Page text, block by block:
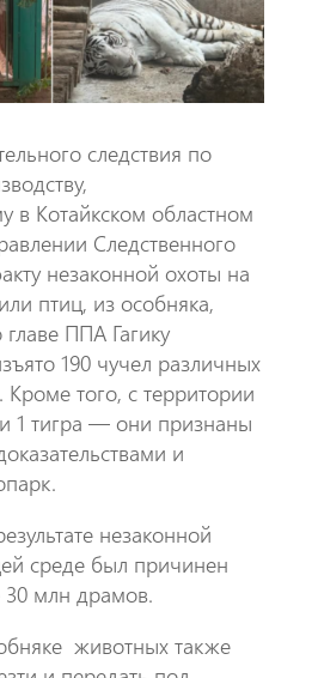
k p
p
следствия по
в Котайкском областном
Следственного
незаконной охоты на
птиц, из особняка,
ППА Гагику
190 чучел различных
того, с территории
1 тигра — они признаны
и
незаконной
среде был причинен
млн драмов.
животных также